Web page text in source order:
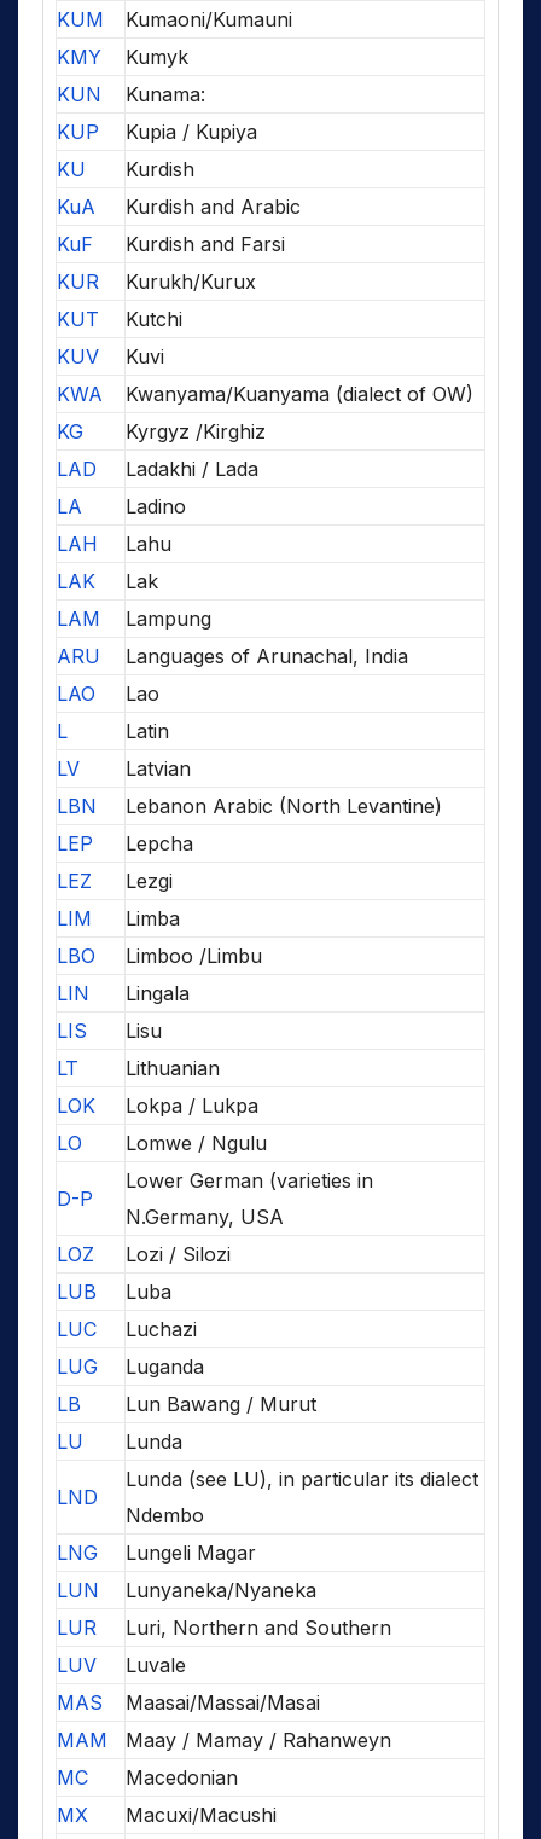
KUM
Kumaoni/Kumauni
KMY
Kumyk
KUN
Kunama:
KUP
Kupia / Kupiya
KU
Kurdish
KuA
Kurdish and Arabic
KuF
Kurdish and Farsi
KUR
Kurukh/Kurux
KUT
Kutchi
KUV
Kuvi
KWA
Kwanyama/Kuanyama (dialect of OW)
KG
Kyrgyz /Kirghiz
LAD
Ladakhi / Lada
LA
Ladino
LAH
Lahu
LAK
Lak
LAM
Lampung
ARU
Languages of Arunachal, India
LAO
Lao
L
Latin
LV
Latvian
LBN
Lebanon Arabic (North Levantine)
LEP
Lepcha
LEZ
Lezgi
LIM
Limba
LBO
Limboo /Limbu
LIN
Lingala
LIS
Lisu
LT
Lithuanian
LOK
Lokpa / Lukpa
LO
Lomwe / Ngulu
D-P
Lower German (varieties in
N.Germany, USA
LOZ
Lozi / Silozi
LUB
Luba
LUC
Luchazi
LUG
Luganda
LB
Lun Bawang / Murut
LU
Lunda
LND
Lunda (see LU), in particular its dialect
Ndembo
LNG
Lungeli Magar
LUN
Lunyaneka/Nyaneka
LUR
Luri, Northern and Southern
LUV
Luvale
MAS
Maasai/Massai/Masai
MAM
Maay / Mamay / Rahanweyn
MC
Macedonian
MX
Macuxi/Macushi